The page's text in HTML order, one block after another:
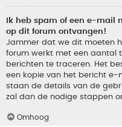
Ik heb spam of een e-mail
op dit forum ontvangen!
Jammer dat we dit moeten
forum werkt met een aantal
berichten te traceren. Het
een kopie van het bericht e-
staan de details van de
zal dan de nodige stappen
Omhoog